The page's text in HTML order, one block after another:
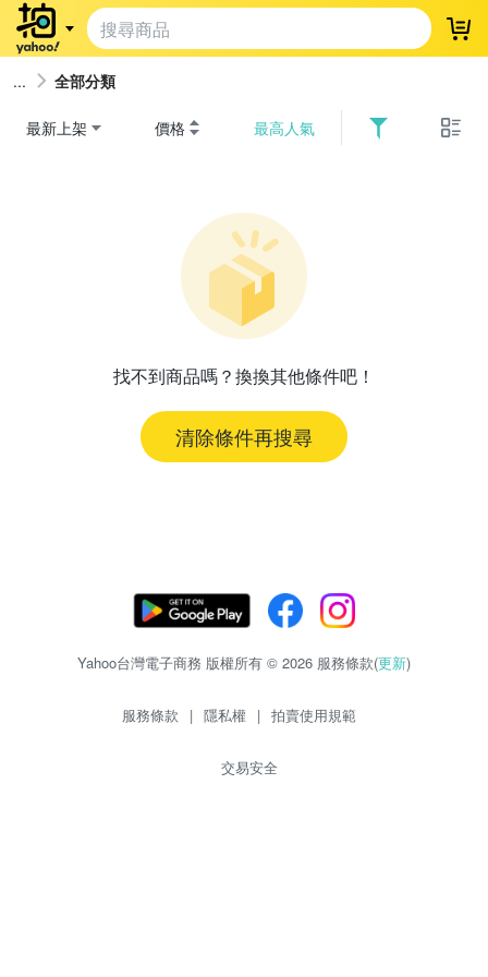
登
全部分類
最新上架 價格 最高人氣
找不到商品嗎？換換其他條件吧！
清除條件再搜尋
Yahoo台灣電子商務 版權所有 © 2026 服務條款(更新)
服務條款 | 隱私權 | 拍賣使用規範
交易安全